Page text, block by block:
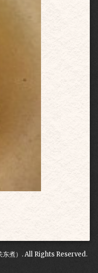
煮） . All Rights Reserved.